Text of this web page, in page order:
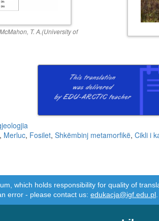
T. A.(University of
, Merluc, Fosilet, Shkëmbinj metamorfikë, Cikli i
which holds responsibility for quality of
error - please contact us: edukacja@igf.edu.pl